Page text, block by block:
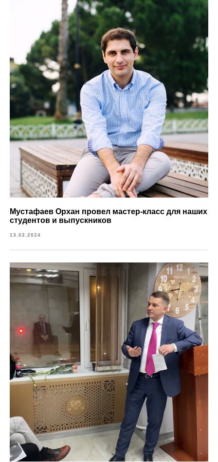
Мустафаев Орхан провел мастер-класс для наших
студентов и выпускников
13.02.2024